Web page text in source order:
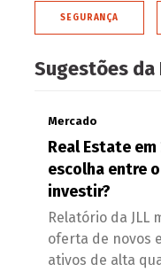
SEGURANÇA
Sugestões da
Mercado
Real Estate
escolha entre
investir?
Relatório da JLL
oferta de novos
ativos de alta